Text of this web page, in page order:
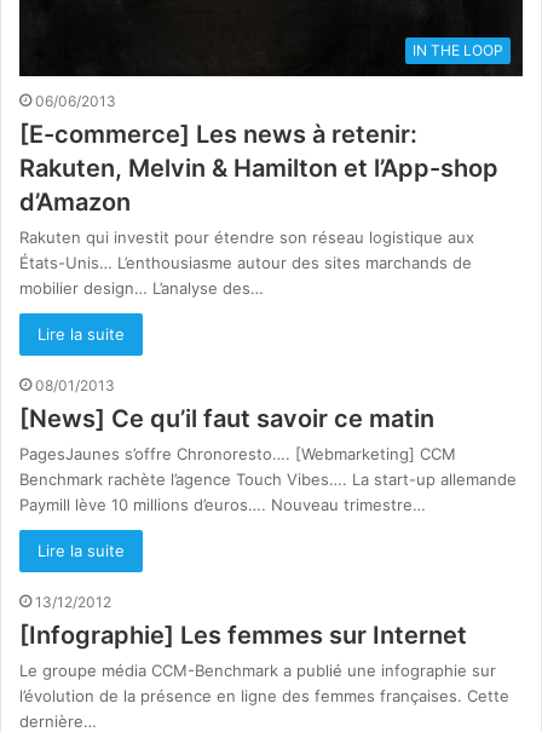
IN THE LOOP
06/06/2013
[E-commerce] Les news à retenir:
Rakuten, Melvin & Hamilton et l’App-shop
d’Amazon
Rakuten qui investit pour étendre son réseau logistique aux
États-Unis… L’enthousiasme autour des sites marchands de
mobilier design… L’analyse des…
Lire la suite
08/01/2013
[News] Ce qu’il faut savoir ce matin
PagesJaunes s’offre Chronoresto…. [Webmarketing] CCM
Benchmark rachète l’agence Touch Vibes…. La start-up allemande
Paymill lève 10 millions d’euros…. Nouveau trimestre…
Lire la suite
13/12/2012
[Infographie] Les femmes sur Internet
Le groupe média CCM-Benchmark a publié une infographie sur
l’évolution de la présence en ligne des femmes françaises. Cette
dernière…